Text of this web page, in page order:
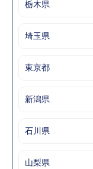
栃木県
埼玉県
東京都
新潟県
石川県
山梨県